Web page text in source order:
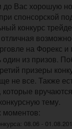
до Вас хорошую
спонсорской
конкурс
на Форекс
из призов.
призеры
не все. Также
тему.
08.06 -